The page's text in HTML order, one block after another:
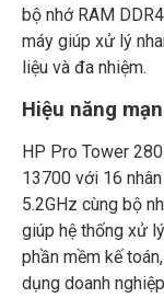
bộ nhớ RAM
máy giúp xử lý
liệu và đa nhiệm.
Hiệu năng
HP Pro Tower
13700 với 16
5.2GHz cùng bộ
giúp hệ thống xử
phần mềm kế
dụng doanh